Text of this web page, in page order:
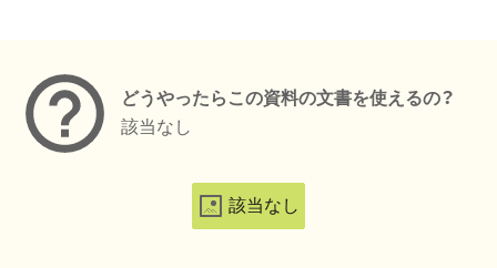
どうやったらこの資料の文書を使えるの？
該当なし
該当なし